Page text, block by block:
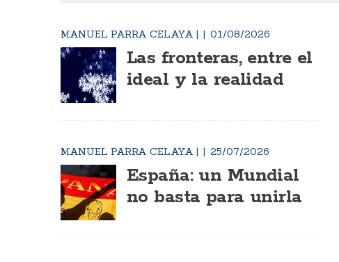
MANUEL PARRA CELAYA | 01/08/2026
Las fronteras, entre el
ideal y la realidad
MANUEL PARRA CELAYA | 25/07/2026
España: un Mundial
no basta para unirla